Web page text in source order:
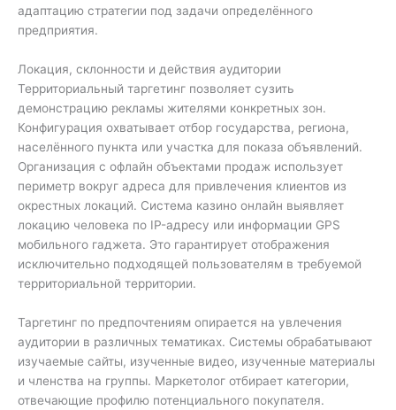
адаптацию стратегии под задачи определённого
предприятия.
Локация, склонности и действия аудитории
Территориальный таргетинг позволяет сузить
демонстрацию рекламы жителями конкретных зон.
Конфигурация охватывает отбор государства, региона,
населённого пункта или участка для показа объявлений.
Организация с офлайн объектами продаж использует
периметр вокруг адреса для привлечения клиентов из
окрестных локаций. Система казино онлайн выявляет
локацию человека по IP-адресу или информации GPS
мобильного гаджета. Это гарантирует отображения
исключительно подходящей пользователям в требуемой
территориальной территории.
Таргетинг по предпочтениям опирается на увлечения
аудитории в различных тематиках. Системы обрабатывают
изучаемые сайты, изученные видео, изученные материалы
и членства на группы. Маркетолог отбирает категории,
отвечающие профилю потенциального покупателя.